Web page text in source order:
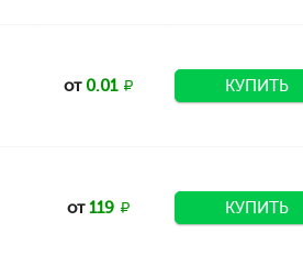
от 0.01 КУПИТЬ
от119 КУПИТЬ